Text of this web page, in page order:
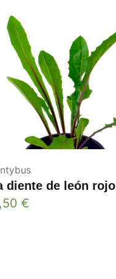
diente de león rojo
€